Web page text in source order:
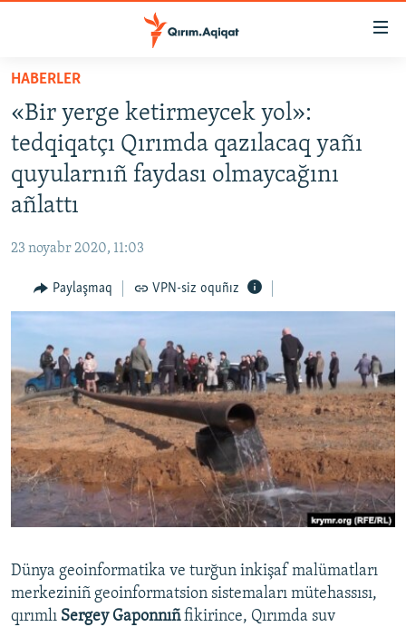
Esas
qaytmaq
Baş
navigatsiyağa
qaytmaq
Qıdıruvğa
SİYASET
İQTİSADİYAT
CEMİYET
İNSAN AQLARI
VİDEO
BLOGLAR
FİKİR
Русский
Українською
QOŞULIÑIZ!
RFE/RS bütün saytları
HABERLER
«Bir yerge ketirmeycek yol»:
tedqiqatçı Qırımda qazılacaq yañı
quyularnıñ faydası olmaycağını
añlattı
23 noyabr 2020, 11:03
Paylaşmaq VPN-siz oquñız
Dünya geoinformatika ve turğun inkişaf malümatları
merkeziniñ geoinformatsion sistemaları mütehassısı,
qırımlı Sergey Gaponnıñfikirince, Qırımda suv